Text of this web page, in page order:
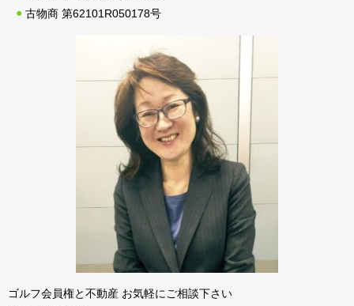
古物商 第62101R050178号
ゴルフ会員権と不動産 お気軽にご相談下さい